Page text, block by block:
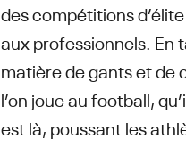
des compétitions
aux professionnels. En
matière de gants et de
l’on joue au football,
est là, poussant les